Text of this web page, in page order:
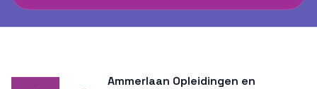
Ammerlaan Opleidingen en